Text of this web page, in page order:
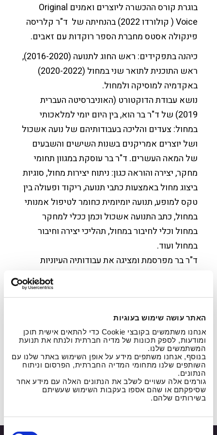
האתר עושה שימוש בעוגיות
אנחנו משתמשים בקובצי Cookie כדי להתאים אישית תוכן
ומודעות, לספק תכונות של מדיה חברתית ולנתח את תנועת
המשתמשים שלנו.
בנוסף, אנחנו משתפים מידע על אופן השימוש באתר שלנו עם
השותפים שלנו מתחומי המדיה החברתית, הפרסום וניתוח
הנתונים.
גורמים אלה עשויים לשלב את הנתונים האלה עם מידע אחר
שסיפקתם או שהם אספו בעקבות השימוש שעשיתם
בשירותים שלהם.
בוגרת קורס ההכשרה ליוצרים ואמנים Original
Voice ( קולורדו 2022) בהנחיתה של ד"ר קלריסה
פינקולה אסטס מחברת הספר רוקדות עם זאבים.
כיהנה בתפקידים: ראש החוג לתנועה (2016-2020),
ראש התוכנית לתואר שני במחול (2020-2022)
באקדמיה למוסיקה ולמחול.
נושא עבודת הדוקטורט (האוניברסיטה העברית
2019) של ד"ר בר הוא, בין היום יומי למלאכותי
במחול: צעדים והליכה בעבודותיהם של נועה אשכול
ושל יוצרים אמריקנים בשנות השישים והשבעים
של המאה העשרים. ד"ר בר עוסקת במגוון תחומי
מחקר, יצירה והוראה כגון: ניתוח יצירות מחול, סוגיות
ביצוג מחול באמצעות כתבי תנועה, ריקוד ופעולה בין
טקס למופע, תנועה יומיומית כחומר לטיפול אמנותי
במחול, כתב התנועה אשכול וכמן ככלי למחקר
במחול וכלי לחיבור במחול, תהליכי יצירה וחיבור
במחול ועוד.
ד"ר בר מפרסמת ומציגה את עבודותיה העיוניות
והמעשיות בכנסים, בכתבי עת ובבמות מחול.
פרסומים בכתבי עת אקדמים שפיטים: בר, דנה
ברוניסלבה ניז'ינסקה ליצירה "כלולות"
(1923),מבטים כתב עת לתרבות חזותית, אוניברסיטת
בן-גוריון בנגב, 30 עמודים.
קישורים רלוונטים
מסלול למוסיקה מוקדמת
מסלול תיאטרון מוסיקלי ומחזמר
מסלול מוסיקה מאולתרת בת-זמננו
מסלול מוסיקה מזרחית
מסלול ביצוע מוסיקה חדשה ("תדרים")
הממונה על המשמעת
זכויות סטודנטים בשירות מילואים
סטודנטים שאינם דוברים עברית כשפת אם